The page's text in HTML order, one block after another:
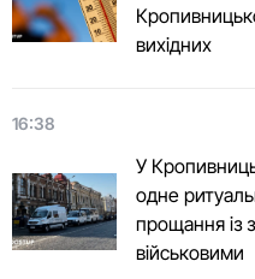
вихідних
16:38
У
одне
прощання із
військовими